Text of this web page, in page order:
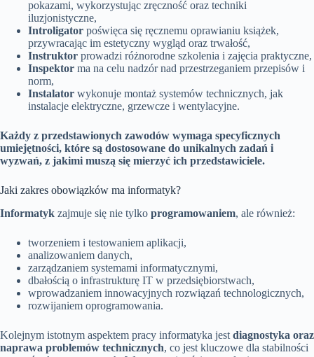
pokazami, wykorzystując zręczność oraz techniki
iluzjonistyczne,
Introligator poświęca się ręcznemu oprawianiu książek,
przywracając im estetyczny wygląd oraz trwałość,
Instruktor prowadzi różnorodne szkolenia i zajęcia praktyczne,
Inspektor ma na celu nadzór nad przestrzeganiem przepisów i
norm,
Instalator wykonuje montaż systemów technicznych, jak
instalacje elektryczne, grzewcze i wentylacyjne.
Każdy z przedstawionych zawodów wymaga specyficznych
umiejętności, które są dostosowane do unikalnych zadań i
wyzwań, z jakimi muszą się mierzyć ich przedstawiciele.
Jaki zakres obowiązków ma informatyk?
Informatyk zajmuje się nie tylko programowaniem, ale również:
tworzeniem i testowaniem aplikacji,
analizowaniem danych,
zarządzaniem systemami informatycznymi,
dbałością o infrastrukturę IT w przedsiębiorstwach,
wprowadzaniem innowacyjnych rozwiązań technologicznych,
rozwijaniem oprogramowania.
Kolejnym istotnym aspektem pracy informatyka jest diagnostyka oraz
naprawa problemów technicznych, co jest kluczowe dla stabilności